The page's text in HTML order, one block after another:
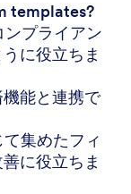
templates?
プライアン
に役立ちま
能と連携で
集めたフィ
に役立ちま